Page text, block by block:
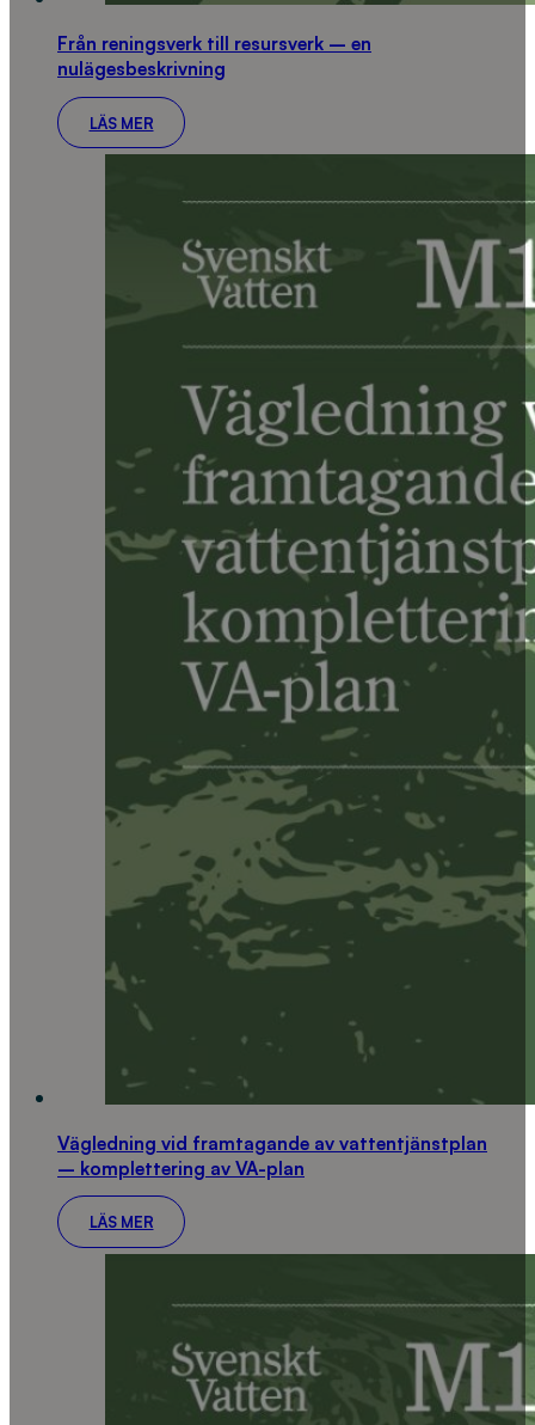
Från reningsverk till resursverk – en
nulägesbeskrivning
LÄS MER
Vägledning vid framtagande av vattentjänstplan
– komplettering av VA-plan
LÄS MER